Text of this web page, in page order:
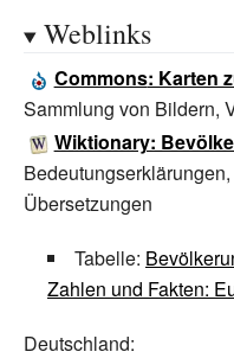
Weblinks
Commons: Karten
Sammlung von Bildern,
Wiktionary:
Übersetzungen
Tabelle:
Zahlen und Fakten:
Deutschland: